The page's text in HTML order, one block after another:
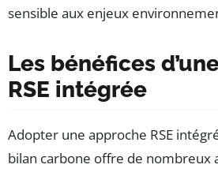
sensible aux enjeux
Les bénéfices
RSE intégrée
Adopter une approche RSE
bilan carbone offre de nombreux